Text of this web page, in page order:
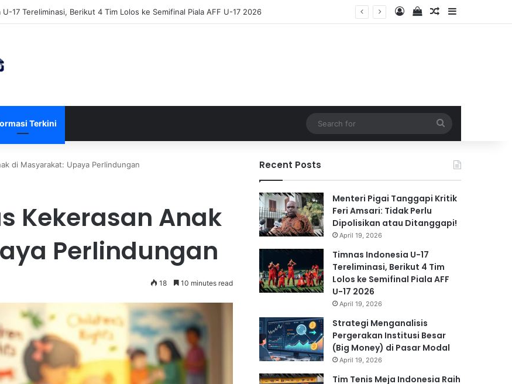
17 Tereliminasi, Berikut 4 Tim Lolos ke Semifinal Piala AFF U-17 2026 Log InView your
Random Article
Sidebar
Terkini
for
di Masyarakat: Upaya Perlindungan
Kekerasan Anak
Perlindungan
18 10 minutes read
Recent Posts
Menteri Pigai Tanggapi Kritik
Feri Amsari: Tidak Perlu
Dipolisikan atau Ditanggapi!
April 19, 2026
Timnas Indonesia U-17
Tereliminasi, Berikut 4 Tim
Lolos ke Semifinal Piala AFF
U-17 2026
April 19, 2026
Strategi Menganalisis
Pergerakan Institusi Besar
(Big Money) di Pasar Modal
April 19, 2026
Tim Tenis Meja Indonesia Raih